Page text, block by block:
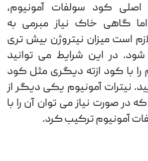
کود سولفات آمونیوم،
گاهی خاک نیاز مبرمی به
است میزان نیتروژن بیش تری
در این شرایط می توانید
را با کود ازته دیگری مثل کود
نیترات آمونیوم یکی دیگر از
در صورت نیاز می توان آن را با